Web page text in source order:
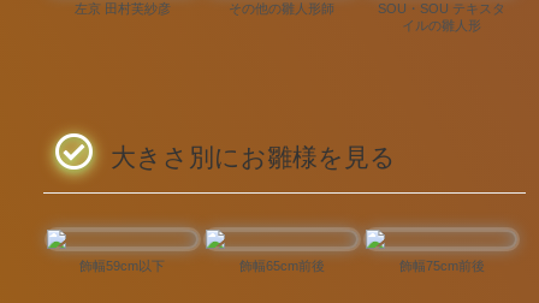
左京 田村芙紗彦 その他の雛人形師
SOU・SOU テキスタ
イルの雛人形
大きさ別にお雛様を見る
飾幅59cm以下 飾幅65cm前後 飾幅75cm前後